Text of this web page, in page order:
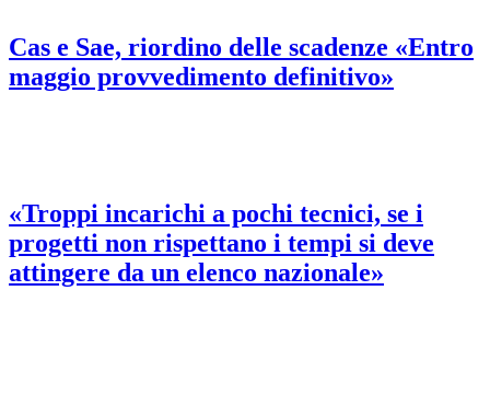
Cas e Sae, riordino delle scadenze «Entro
maggio provvedimento definitivo»
«Troppi incarichi a pochi tecnici, se i
progetti non rispettano i tempi si deve
attingere da un elenco nazionale»